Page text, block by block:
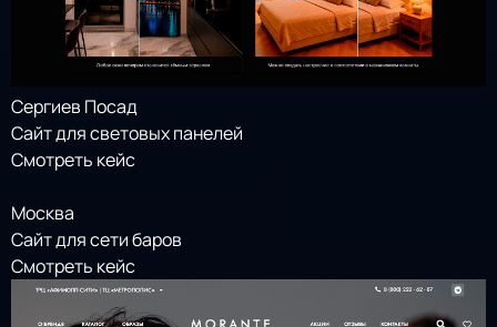
Сергиев Посад
Сайт для световых панелей
Смотреть кейс
Москва
Сайт для сети баров
Смотреть кейс